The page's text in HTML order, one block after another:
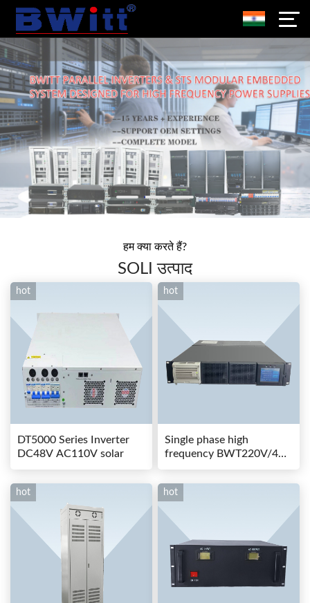
हम क्या करते हैं?
SOLI उत्पाद
hot
DT5000 Series Inverter
DC48V AC110V solar
hot
Single phase high
frequency BWT220V/48-
80AS switching power
hot hot